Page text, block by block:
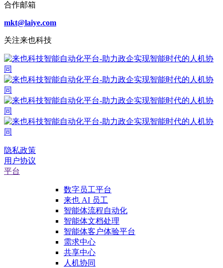
合作邮箱
mkt@laiye.com
关注来也科技
隐私政策
用户协议
平台
数字员工平台
来也 AI 员工
智能体流程自动化
智能体文档处理
智能体客户体验平台
需求中心
共享中心
人机协同